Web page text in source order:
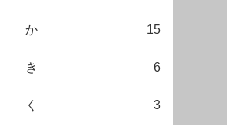
か 15
き 6
く 3